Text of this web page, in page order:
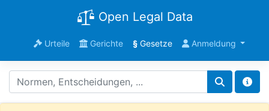
Open Legal Data
Urteile Gerichte §Gesetze Anmeldung